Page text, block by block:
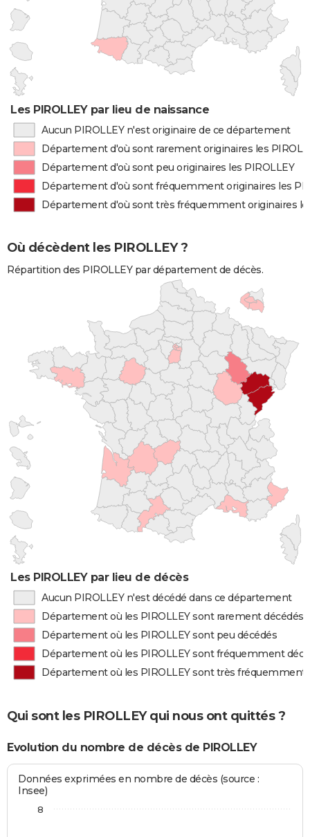
Les PIROLLEY par lieu de naissance
Aucun PIROLLEY n'est originaire de ce département
Département d'où sont rarement originaires les
Département d'où sont peu originaires les PIROLLEY
Département d'où sont fréquemment originaires les
Département d'où sont très fréquemment originaires
Où décèdent les PIROLLEY ?
Répartition des PIROLLEY par département de décès.
Les PIROLLEY par lieu de décès
Aucun PIROLLEY n'est décédé dans ce département
Département où les PIROLLEY sont rarement décédés
Département où les PIROLLEY sont peu décédés
Département où les PIROLLEY sont fréquemment
Département où les PIROLLEY sont très fréquemment
Qui sont les PIROLLEY qui nous ont quittés ?
Evolution du nombre de décès de PIROLLEY
Données exprimées en nombre de décès (source :
Insee)
8